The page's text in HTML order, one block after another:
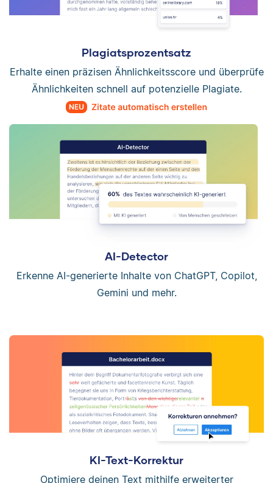
Plagiatsprozentsatz
Erhalte einen präzisen Ähnlichkeitsscore und überprüfe
Ähnlichkeiten schnell auf potenzielle Plagiate.
AI-Detector
Erkenne AI-generierte Inhalte von ChatGPT, Copilot,
Gemini und mehr.
KI-Text-Korrektur
Optimiere deinen Text mithilfe erweiterter